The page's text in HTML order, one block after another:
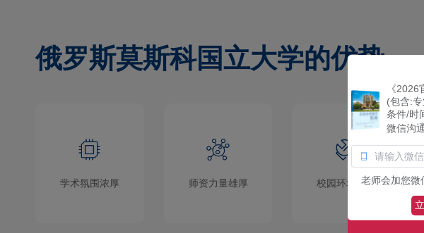
俄罗斯莫斯科国立大学的优势
学术氛围浓厚 师资力量雄厚 校园环境优美
《2026
(包含:
条件/时
微信沟
老师会加您微